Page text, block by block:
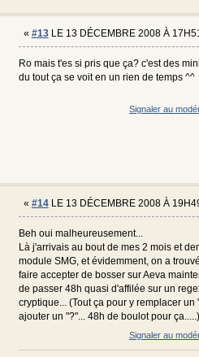
« #13LE 13 DÉCEMBRE 2008 À
Ro mais t'es si pris que ça? c'est des
du tout ça se voit en un rien de temps ^^
Signaler au
« #14LE 13 DÉCEMBRE 2008 À
Beh oui malheureusement...
Là j'arrivais au bout de mes 2 mois et
module SMG, et évidemment, on a
faire accepter de bosser sur Aeva
de passer 48h quasi d'affilée sur un
cryptique... (Tout ça pour y remplacer un
ajouter un "?"... 48h de boulot pour ça.....)
Signaler au